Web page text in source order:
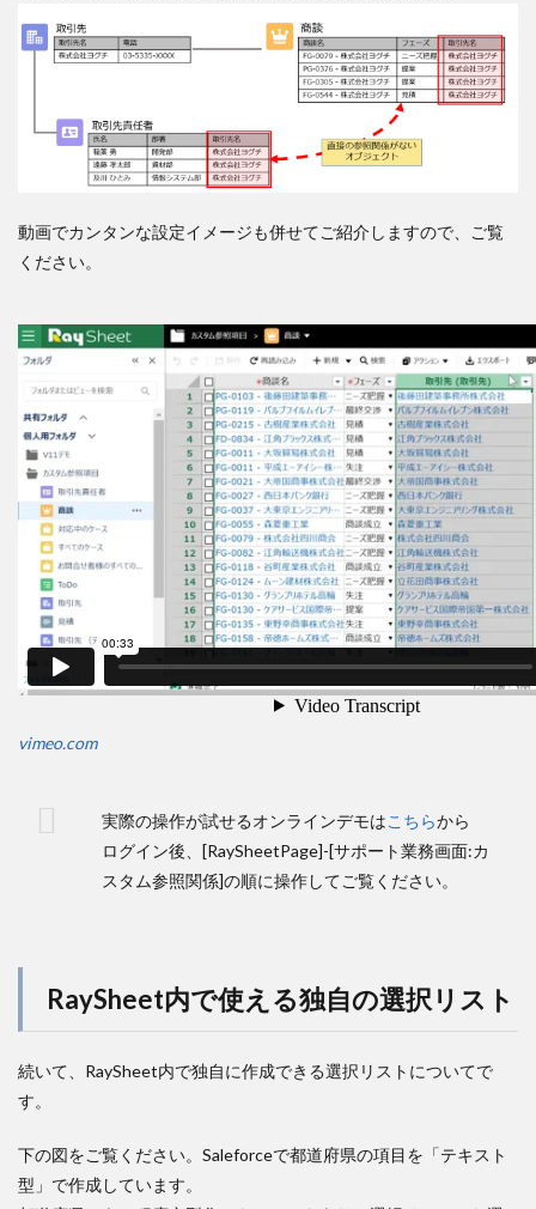
動画でカンタンな設定イメージも併せてご紹介しますので、ご覧
ください。
vimeo.com
実際の操作が試せるオンラインデモはこちらから
ログイン後、[RaySheetPage]-[サポート業務画面:カ
スタム参照関係]の順に操作してご覧ください。
RaySheet内で使える独自の選択リスト
続いて、RaySheet内で独自に作成できる選択リストについてで
す。
下の図をご覧ください。Saleforceで都道府県の項目を「テキスト
型」で作成しています。